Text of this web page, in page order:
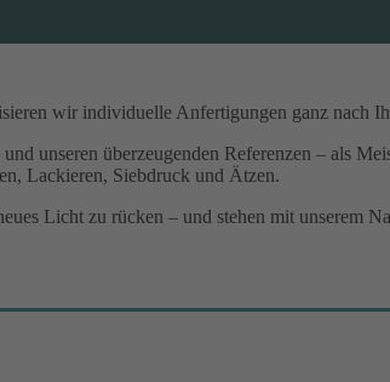
wir individuelle Anfertigungen ganz nach
unseren überzeugenden Referenzen – als
Lackieren, Siebdruck und Ätzen.
Licht zu rücken – und stehen mit unserem